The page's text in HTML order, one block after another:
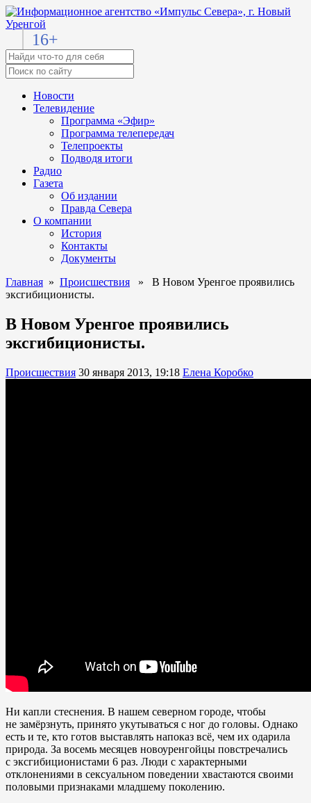
16+
Новости
Телевидение
Программа «Эфир»
Программа телепередач
Телепроекты
Подводя итоги
Радио
Газета
Об издании
Правда Севера
О компании
История
Контакты
Документы
Главная » Происшествия » В Новом Уренгое проявились
эксгибиционисты.
В Новом Уренгое проявились
эксгибиционисты.
Происшествия 30 января 2013, 19:18 Елена Коробко
Ни капли стеснения. В нашем северном городе, чтобы
не замёрзнуть, принято укутываться с ног до головы. Однако
есть и те, кто готов выставлять напоказ всё, чем их одарила
природа. За восемь месяцев новоуренгойцы повстречались
с эксгибиционистами 6 раз. Люди с характерными
отклонениями в сексуальном поведении хвастаются своими
половыми признаками младшему поколению.